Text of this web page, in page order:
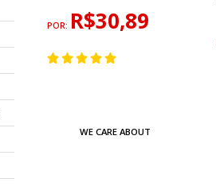
POR: R$30,89
WE CARE ABOUT